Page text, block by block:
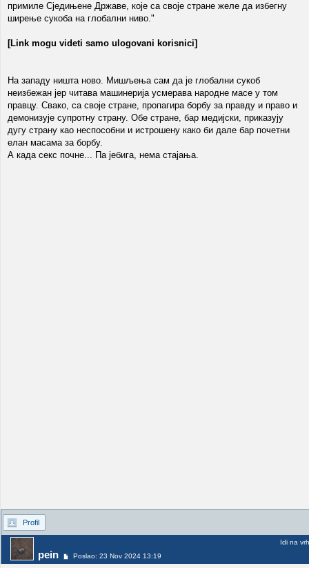
примиле Сједињене Државе, које са своје стране желе да избегну
ширење сукоба на глобални ниво."
[Link mogu videti samo ulogovani korisnici]
На западу ништа ново. Мишљења сам да је глобални сукоб
неизбежан јер читава машинерија усмерава народне масе у том
правцу. Свако, са своје стране, пропагира борбу за правду и право и
демонизује супротну страну. Обе стране, бар медијски, приказују
дугу страну као неспособни и истрошену како би дале бар почетни
елан масама за борбу.
А када секс почне... Па јебига, нема стајања.
Profil
pein Poslao: 23 Nov 2024 13:19
Idi na vrh